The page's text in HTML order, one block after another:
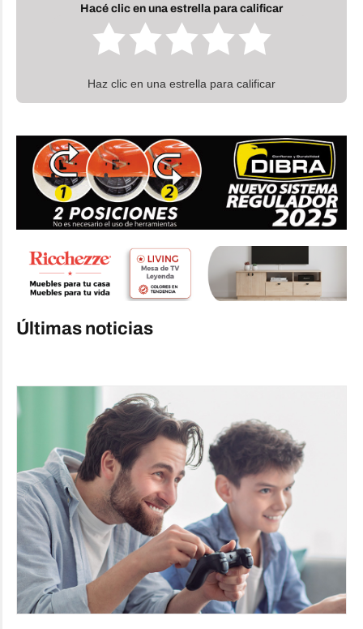
Hacé clic en una estrella para calificar
Haz clic en una estrella para calificar
Últimas noticias